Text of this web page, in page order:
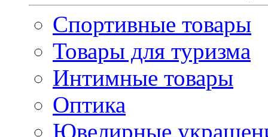
Спортивные товары
Товары для туризма
Интимные товары
Оптика
Ювелирные